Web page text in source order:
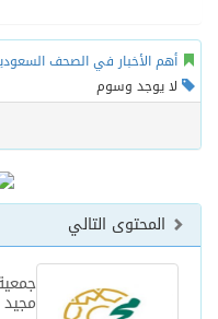
أهم الأخبار في الصحف
لا يوجد وسوم
المحتوى التالي
مجيد